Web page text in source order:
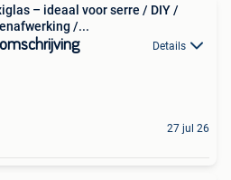
– ideaal voor serre / DIY /
/...
Details
27 jul 26